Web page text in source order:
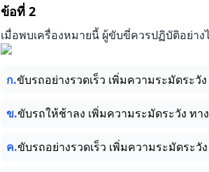
ข้อที่ 2
เมื่อพบเครื่องหมายนี้ ผู้ขับขี่ควรปฏิบัติอย่าง
ก.ขับรถอย่างรวดเร็ว เพิ่มความระมัดระ
ข.ขับรถให้ช้าลง เพิ่มความระมัดระวัง ท
ค.ขับรถอย่างรวดเร็ว เพิ่มความระมัดระ